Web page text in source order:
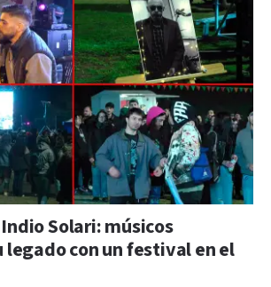
Solari: músicos
legado con un festival en el